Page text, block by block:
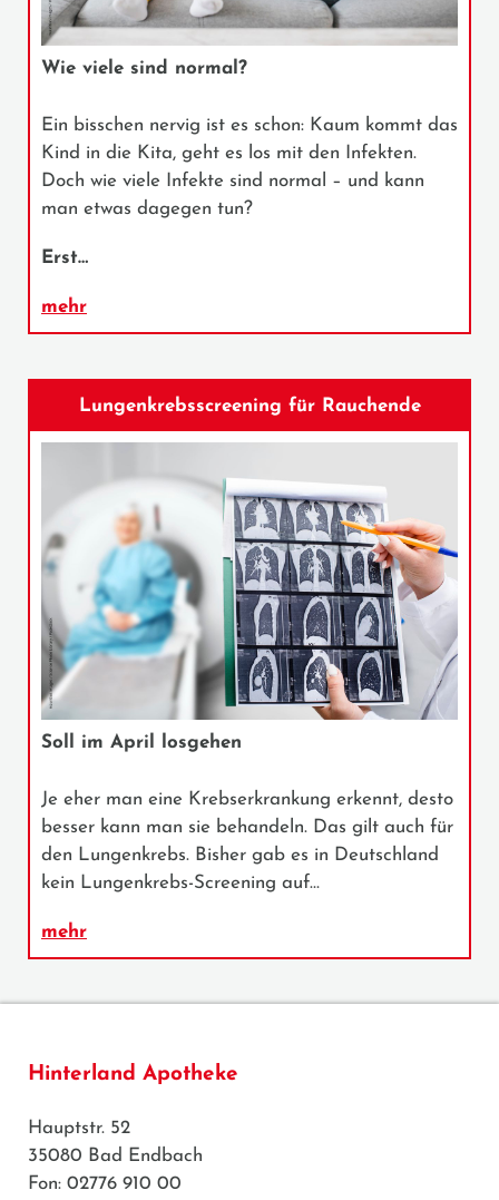
Wie viele sind normal?
Ein bisschen nervig ist es schon: Kaum kommt das
Kind in die Kita, geht es los mit den Infekten.
Doch wie viele Infekte sind normal – und kann
man etwas dagegen tun?
Erst…
mehr
Lungenkrebsscreening für Rauchende
Soll im April losgehen
Je eher man eine Krebserkrankung erkennt, desto
besser kann man sie behandeln. Das gilt auch für
den Lungenkrebs. Bisher gab es in Deutschland
kein Lungenkrebs-Screening auf…
mehr
Hinterland Apotheke
Hauptstr. 52
35080 Bad Endbach
Fon: 02776 910 00